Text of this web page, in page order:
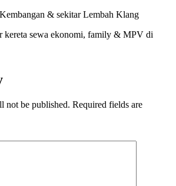
& sekitar Lembah Klang
kereta sewa ekonomi, family & MPV di
not be published. Required fields are